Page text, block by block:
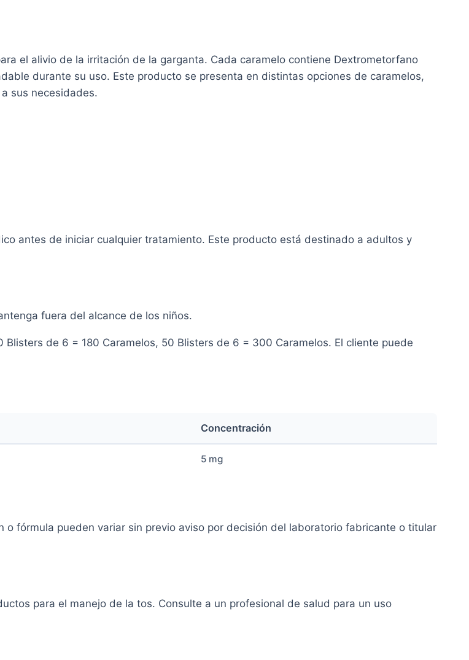
el alivio de la irritación de la garganta. Cada caramelo contiene Dextrometorfano
durante su uso. Este producto se presenta en distintas opciones de caramelos,
sus necesidades.
antes de iniciar cualquier tratamiento. Este producto está destinado a adultos y
fuera del alcance de los niños.
Blisters de 6 = 180 Caramelos, 50 Blisters de 6 = 300 Caramelos. El cliente puede
Concentración
5 mg
o fórmula pueden variar sin previo aviso por decisión del laboratorio fabricante o titular
para el manejo de la tos. Consulte a un profesional de salud para un uso